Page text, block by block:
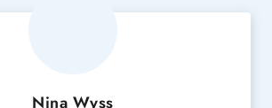
Nina Wyss